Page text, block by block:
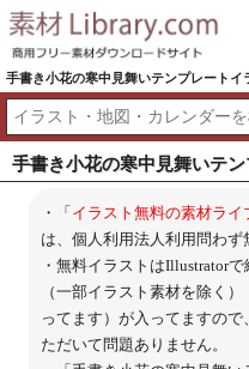
手書き小花の寒中見舞いテンプレートイ
手書き小花の寒中見舞いテ
・「イラスト無料の素材ライ
は、個人利用法人利用問わず
・無料イラストはIllustrator
（一部イラスト素材を除く
ってます）が入ってますの
ただいて問題ありません。